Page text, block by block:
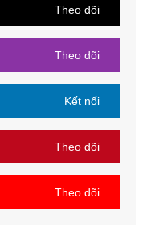
Theo dõi
Theo dõi
Kết nối
Theo dõi
Theo dõi